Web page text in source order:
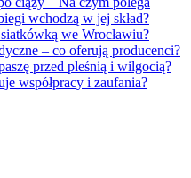
wchodzą w jej skład?
we Wrocławiu?
– co oferują producenci?
przed pleśnią i wilgocią?
współpracy i zaufania?